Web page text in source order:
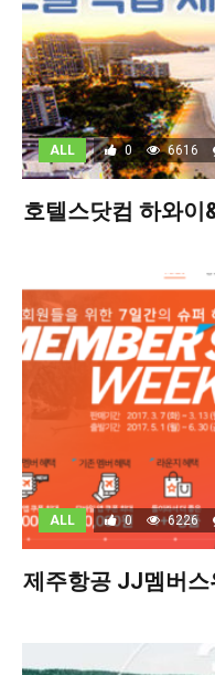
ALL 0 6616
호텔스닷컴 하와이
ALL 0 6226
제주항공 JJ멤버스